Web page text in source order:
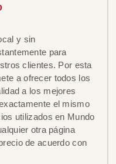
y sin
para
clientes. Por esta
a ofrecer todos los
a los mejores
el mismo
utilizados en Mundo
otra página
de acuerdo con